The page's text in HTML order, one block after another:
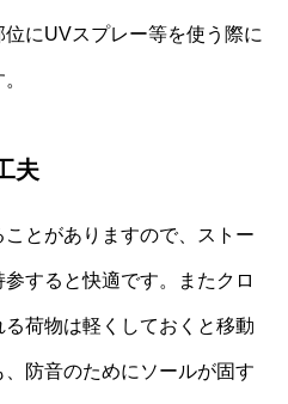
にUVスプレー等を使う際に
夫
とがありますので、ストー
すると快適です。またクロ
荷物は軽くしておくと移動
防音のためにソールが固す